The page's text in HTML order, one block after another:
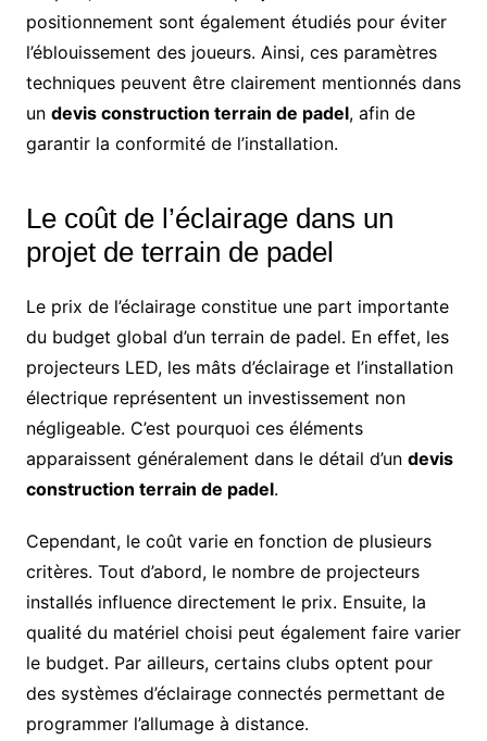
positionnement sont également étudiés pour éviter
l’éblouissement des joueurs. Ainsi, ces paramètres
techniques peuvent être clairement mentionnés dans
un devis construction terrain de padel, afin de
garantir la conformité de l’installation.
Le coût de l’éclairage dans un
projet de terrain de padel
Le prix de l’éclairage constitue une part importante
du budget global d’un terrain de padel. En effet, les
projecteurs LED, les mâts d’éclairage et l’installation
électrique représentent un investissement non
négligeable. C’est pourquoi ces éléments
apparaissent généralement dans le détail d’un devis
construction terrain de padel.
Cependant, le coût varie en fonction de plusieurs
critères. Tout d’abord, le nombre de projecteurs
installés influence directement le prix. Ensuite, la
qualité du matériel choisi peut également faire varier
le budget. Par ailleurs, certains clubs optent pour
des systèmes d’éclairage connectés permettant de
programmer l’allumage à distance.